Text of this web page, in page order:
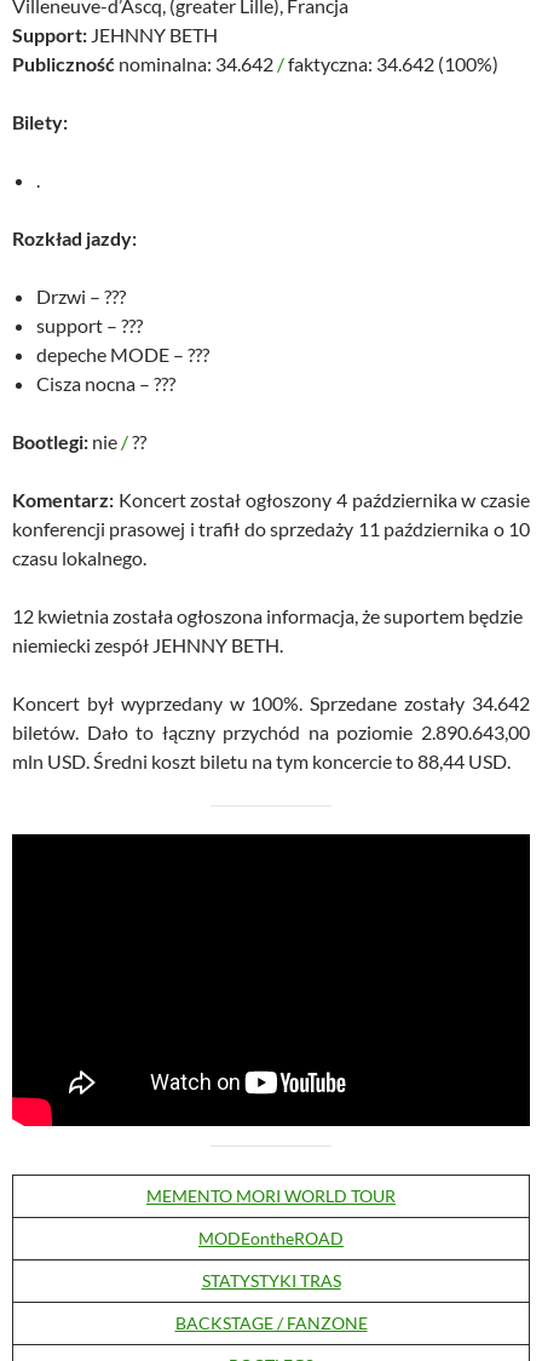
Villeneuve-d’Ascq, (greater Lille), Francja
Support: JEHNNY BETH
Publiczność nominalna: 34.642 /faktyczna: 34.642 (100%)
Bilety:
.
Rozkład jazdy:
Drzwi – ???
support – ???
depeche MODE – ???
Cisza nocna – ???
Bootlegi: nie /??
Komentarz: Koncert został ogłoszony 4 października w czasie
konferencji prasowej i trafił do sprzedaży 11 października o 10
czasu lokalnego.
12 kwietnia została ogłoszona informacja, że suportem będzie
niemiecki zespół JEHNNY BETH.
Koncert był wyprzedany w 100%. Sprzedane zostały 34.642
biletów. Dało to łączny przychód na poziomie 2.890.643,00
mln USD. Średni koszt biletu na tym koncercie to 88,44 USD.
MEMENTO MORI WORLD TOUR
MODEontheROAD
STATYSTYKI TRAS
BACKSTAGE / FANZONE